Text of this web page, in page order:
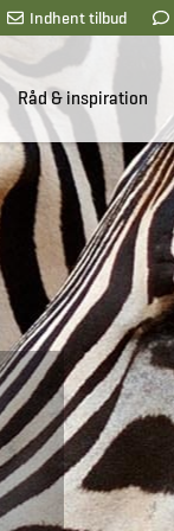
Indhent tilbud
Råd & inspiration